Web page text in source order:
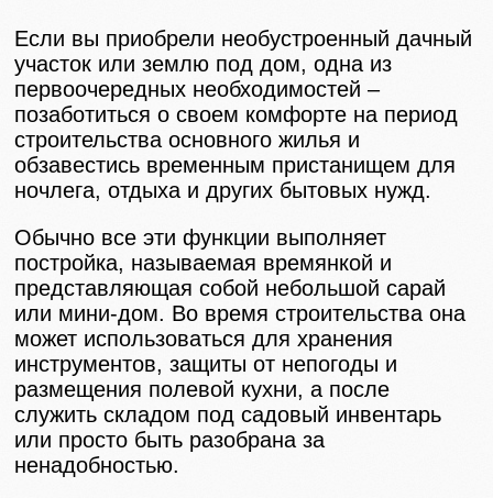
Если вы приобрели необустроенный дачный
участок или землю под дом, одна из
первоочередных необходимостей –
позаботиться о своем комфорте на период
строительства основного жилья и
обзавестись временным пристанищем для
ночлега, отдыха и других бытовых нужд.
Обычно все эти функции выполняет
постройка, называемая времянкой и
представляющая собой небольшой сарай
или мини-дом. Во время строительства она
может использоваться для хранения
инструментов, защиты от непогоды и
размещения полевой кухни, а после
служить складом под садовый инвентарь
или просто быть разобрана за
ненадобностью.